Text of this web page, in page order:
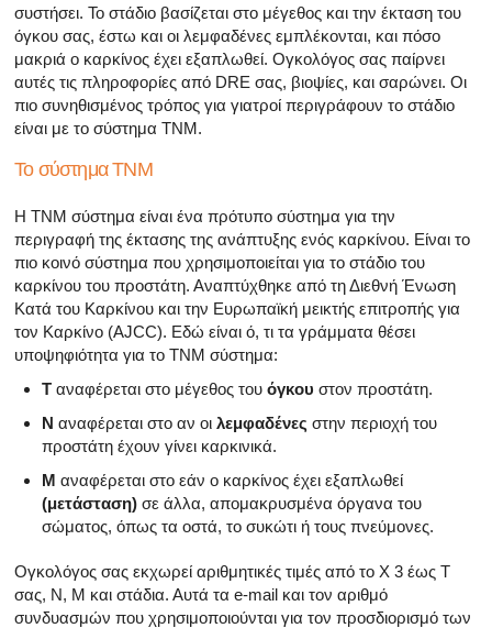
συστήσει. Το στάδιο βασίζεται στο μέγεθος και την έκταση του
όγκου σας, έστω και οι λεμφαδένες εμπλέκονται, και πόσο
μακριά ο καρκίνος έχει εξαπλωθεί. Ογκολόγος σας παίρνει
αυτές τις πληροφορίες από DRE σας, βιοψίες, και σαρώνει. Οι
πιο συνηθισμένος τρόπος για γιατροί περιγράφουν το στάδιο
είναι με το σύστημα ΤΝΜ.
Το σύστημα TNM
Η TNM σύστημα είναι ένα πρότυπο σύστημα για την
περιγραφή της έκτασης της ανάπτυξης ενός καρκίνου. Είναι το
πιο κοινό σύστημα που χρησιμοποιείται για το στάδιο του
καρκίνου του προστάτη. Αναπτύχθηκε από τη Διεθνή Ένωση
Κατά του Καρκίνου και την Ευρωπαϊκή μεικτής επιτροπής για
τον Καρκίνο (AJCC). Εδώ είναι ό, τι τα γράμματα θέσει
υποψηφιότητα για το ΤΝΜ σύστημα:
Τ αναφέρεται στο μέγεθος του όγκου στον προστάτη.
Ν αναφέρεται στο αν οι λεμφαδένες στην περιοχή του
προστάτη έχουν γίνει καρκινικά.
Μ αναφέρεται στο εάν ο καρκίνος έχει εξαπλωθεί
(μετάσταση) σε άλλα, απομακρυσμένα όργανα του
σώματος, όπως τα οστά, το συκώτι ή τους πνεύμονες.
Ογκολόγος σας εκχωρεί αριθμητικές τιμές από το X 3 έως T
σας, Ν, Μ και στάδια. Αυτά τα e-mail και τον αριθμό
συνδυασμών που χρησιμοποιούνται για τον προσδιορισμό των